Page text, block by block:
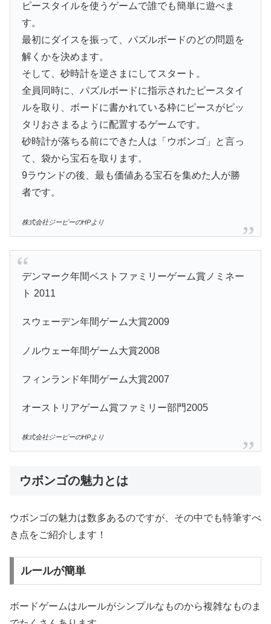
ピースタイルを使うゲームで誰でも簡単に遊べま
す。
最初にダイスを振って、パズルボードのどの問題を
解くかを決めます。
そして、砂時計を逆さまにしてスタート。
全員同時に、パズルボードに指示されたピースタイ
ルを取り、ボードに書かれている枠にピースがピッ
タリおさまるように配置するゲームです。
砂時計が落ちる前にできた人は「ウボンゴ」と言っ
て、袋から宝石を取ります。
9ラウンドの後、最も価値ある宝石を集めた人が勝
者です。
株式会社ジーピーのHPより
デンマーク年間ベストファミリーゲーム賞ノミネー
ト 2011
スウェーデン年間ゲーム大賞2009
ノルウェー年間ゲーム大賞2008
フィンランド年間ゲーム大賞2007
オーストリアゲーム賞ファミリー部門2005
株式会社ジーピーのHPより
ウボンゴの魅力とは
ウボンゴの魅力は数多あるのですが、その中でも特筆すべ
き点をご紹介します！
ルールが簡単
ボードゲームはルールがシンプルなものから複雑なものま